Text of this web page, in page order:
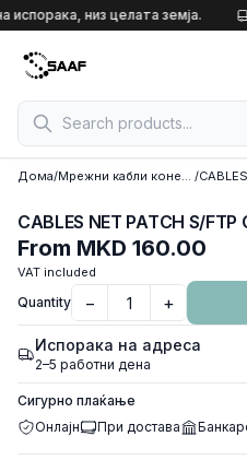
Skip to content
испорака, низ целата земја.
Дома/ Мрежни кабли конектори и конвертори /
From MKD 160.00
VAT included
Quantity − +
Испорака на адреса
2–5 работни дена
Сигурно плаќање
Онлајн
При достава